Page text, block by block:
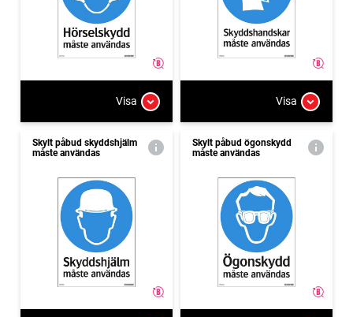
Visa Visa
Skylt påbud skyddshjälm
måste användas
Skylt påbud ögonskydd
måste användas